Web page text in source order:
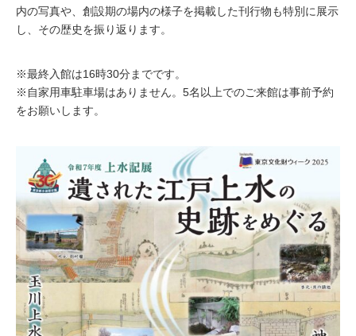
内の写真や、創設期の場内の様子を掲載した刊行物も特別に展示
し、その歴史を振り返ります。
※最終入館は16時30分までです。
※自家用車駐車場はありません。5名以上でのご来館は事前予約
をお願いします。